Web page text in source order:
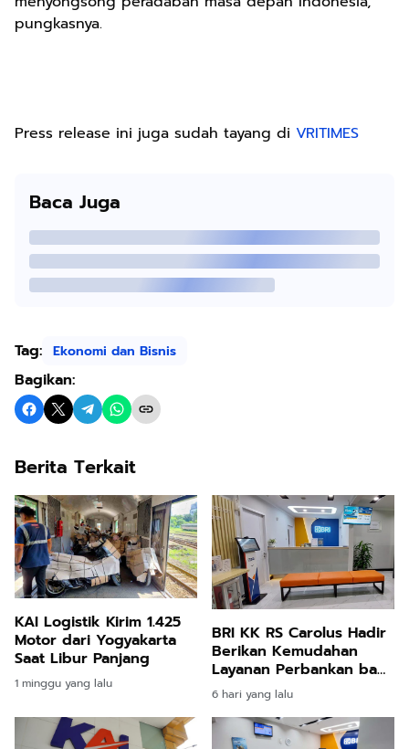
pungkasnya.
Press release ini juga sudah tayang di VRITIMES
Baca Juga
Tag: Ekonomi dan Bisnis
Bagikan:
Berita Terkait
KAI Logistik Kirim 1.425
Motor dari Yogyakarta
Saat Libur Panjang
1 minggu yang lalu
BRI KK RS Carolus Hadir
Berikan Kemudahan
Layanan Perbankan bagi
Civitas Rumah Sakit dan
Masyarakat
6 hari yang lalu